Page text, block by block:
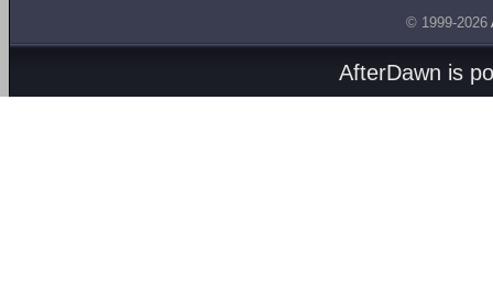
© 1999-2026
AfterDawn is